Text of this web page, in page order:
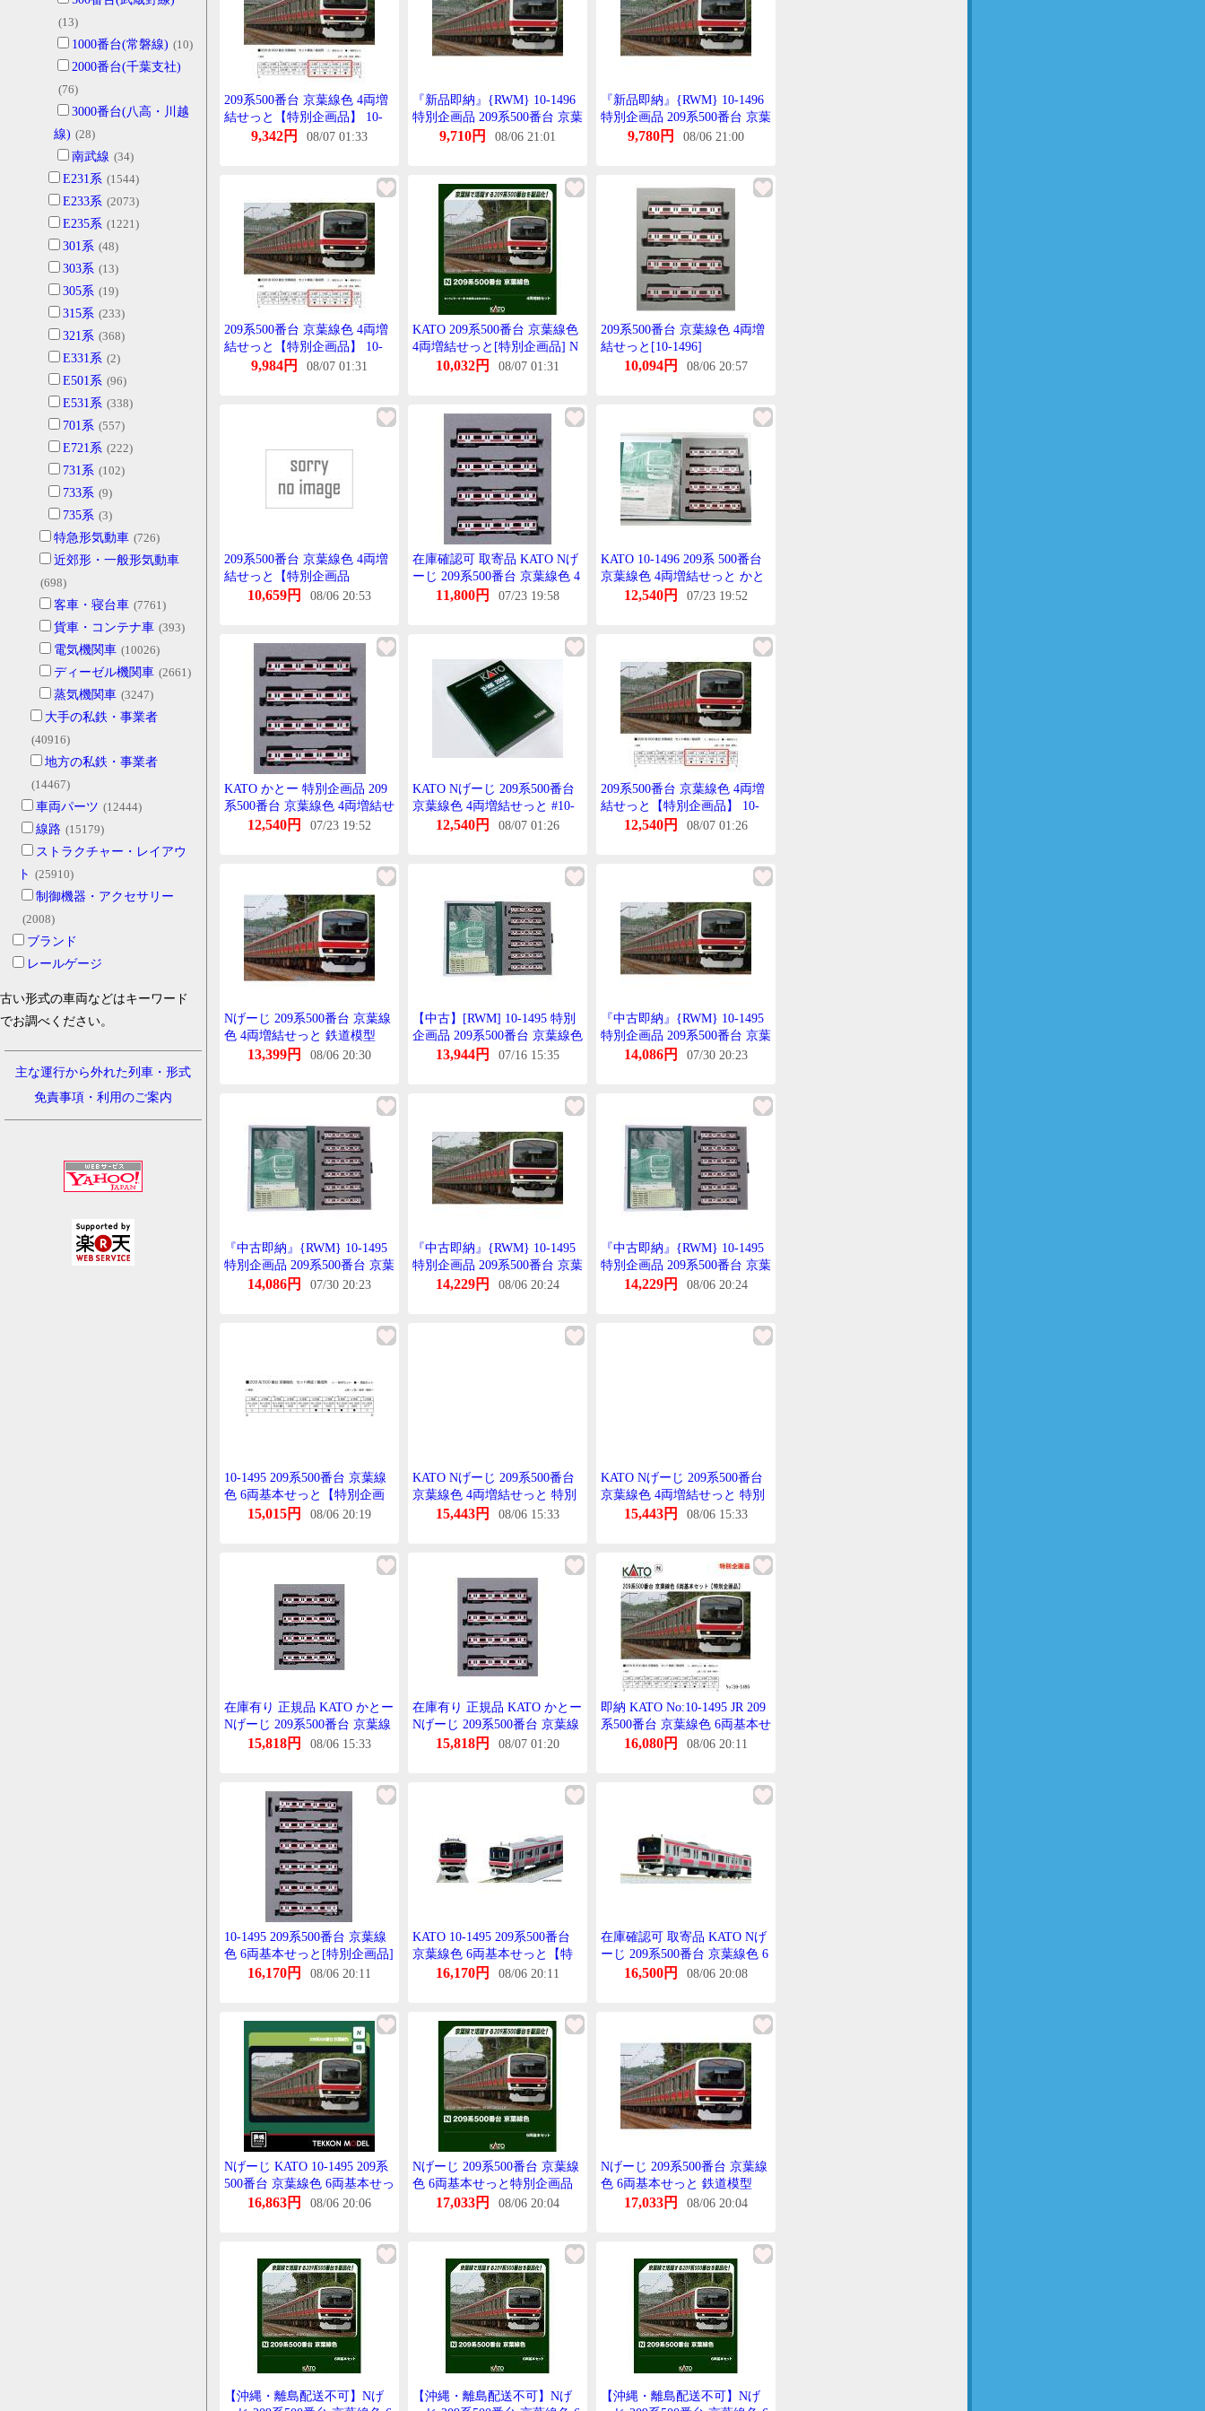
(13)
1000番台(常磐線) (10)
2000番台(千葉支社)
(76)
3000番台(八高・川越
線) (28)
南武線 (34)
E231系 (1544)
E233系 (2073)
E235系 (1221)
301系 (48)
303系 (13)
305系 (19)
315系 (233)
321系 (368)
E331系 (2)
E501系 (96)
E531系 (338)
701系 (557)
E721系 (222)
731系 (102)
733系 (9)
735系 (3)
特急形気動車 (726)
近郊形・一般形気動車
(698)
客車・寝台車 (7761)
貨車・コンテナ車 (393)
電気機関車 (10026)
ディーゼル機関車 (2661)
蒸気機関車 (3247)
大手の私鉄・事業者
(40916)
地方の私鉄・事業者
(14467)
車両パーツ (12444)
線路 (15179)
ストラクチャー・レイアウ
ト (25910)
制御機器・アクセサリー
(2008)
ブランド
レールゲージ
古い形式の車両などはキーワード
でお調べください。
主な運行から外れた列車・形式
免責事項・利用のご案内
209系500番台 京葉線色 4両増
結せっと【特別企画品】 10-
1496 Nげーじ
9,342円 08/07 01:33
『新品即納』{RWM} 10-1496
特別企画品 209系500番台 京葉
線色 4両増結せっと(動力無し)
9,710円 08/06 21:01
『新品即納』{RWM} 10-1496
特別企画品 209系500番台 京葉
線色 4両増結せっと(動力無し)
9,780円 08/06 21:00
209系500番台 京葉線色 4両増
結せっと【特別企画品】 10-
1496 Nげーじ
9,984円 08/07 01:31
KATO 209系500番台 京葉線色
4両増結せっと[特別企画品] N
げーじ 鉄道模型 10-1496
10,032円 08/07 01:31
209系500番台 京葉線色 4両増
結せっと[10-1496]
10,094円 08/06 20:57
209系500番台 京葉線色 4両増
結せっと【特別企画品
【KATO・10-1496】
10,659円 08/06 20:53
在庫確認可 取寄品 KATO Nげ
ーじ 209系500番台 京葉線色 4
両増結せっと 特別企画品 鉄道
11,800円 07/23 19:58
KATO 10-1496 209系 500番台
京葉線色 4両増結せっと かと
ー Nげーじ
12,540円 07/23 19:52
KATO かとー 特別企画品 209
系500番台 京葉線色 4両増結せ
っと 10-1496
12,540円 07/23 19:52
KATO Nげーじ 209系500番台
京葉線色 4両増結せっと #10-
149612,540円 08/07 01:26
209系500番台 京葉線色 4両増
結せっと【特別企画品】 10-
1496 Nげーじ 鉄道模型
12,540円 08/07 01:26
Nげーじ 209系500番台 京葉線
色 4両増結せっと 鉄道模型
KATO 10-1496
13,399円 08/06 20:30
【中古】[RWM] 10-1495 特別
企画品 209系500番台 京葉線色
6両基本せっと(動力付き) Nげ
13,944円 07/16 15:35
『中古即納』{RWM} 10-1495
特別企画品 209系500番台 京葉
線色 6両基本せっと(動力付き)
14,086円 07/30 20:23
『中古即納』{RWM} 10-1495
特別企画品 209系500番台 京葉
線色 6両基本せっと(動力付き)
14,086円 07/30 20:23
『中古即納』{RWM} 10-1495
特別企画品 209系500番台 京葉
線色 6両基本せっと(動力付き)
14,229円 08/06 20:24
『中古即納』{RWM} 10-1495
特別企画品 209系500番台 京葉
線色 6両基本せっと(動力付き)
14,229円 08/06 20:24
10-1495 209系500番台 京葉線
色 6両基本せっと【特別企画
品】 かとー Nげーじ
15,015円 08/06 20:19
KATO Nげーじ 209系500番台
京葉線色 4両増結せっと 特別
企画品 鉄道模型 電車 10-1496
15,443円 08/06 15:33
KATO Nげーじ 209系500番台
京葉線色 4両増結せっと 特別
企画品 鉄道模型 電車 10-1496
15,443円 08/06 15:33
在庫有り 正規品 KATO かとー
Nげーじ 209系500番台 京葉線
色 4両増結せっと ※特別企画
15,818円 08/06 15:33
在庫有り 正規品 KATO かとー
Nげーじ 209系500番台 京葉線
色 4両増結せっと ※特別企画
15,818円 08/07 01:20
即納 KATO No:10-1495 JR 209
系500番台 京葉線色 6両基本せ
っと Nげーじ 鉄道模型 かとー
16,080円 08/06 20:11
10-1495 209系500番台 京葉線
色 6両基本せっと[特別企画品]
[KATO]【送料無料】《在庫切
16,170円 08/06 20:11
KATO 10-1495 209系500番台
京葉線色 6両基本せっと【特
別企画品】
16,170円 08/06 20:11
在庫確認可 取寄品 KATO Nげ
ーじ 209系500番台 京葉線色 6
両基本せっと 特別企画品 鉄道
16,500円 08/06 20:08
Nげーじ KATO 10-1495 209系
500番台 京葉線色 6両基本せっ
と【特別企画品】
16,863円 08/06 20:06
Nげーじ 209系500番台 京葉線
色 6両基本せっと特別企画品
鉄道模型 KATO 10-1495
17,033円 08/06 20:04
Nげーじ 209系500番台 京葉線
色 6両基本せっと 鉄道模型
KATO 10-1495
17,033円 08/06 20:04
【沖縄・離島配送不可】Nげ
【沖縄・離島配送不可】Nげ
【沖縄・離島配送不可】Nげ